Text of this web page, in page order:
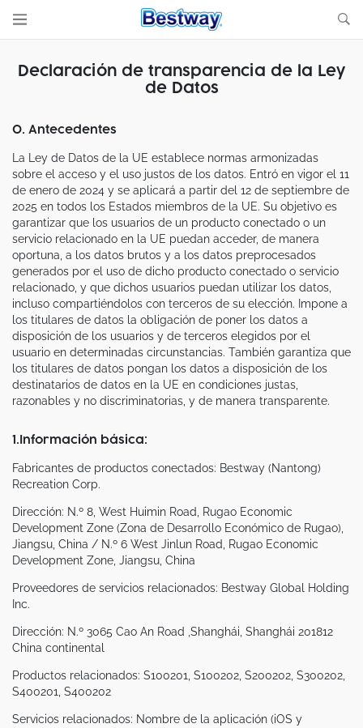
Declaración de transparencia de la Ley
de Datos
0. Antecedentes
La Ley de Datos de la UE establece normas armonizadas
sobre el acceso y el uso justos de los datos. Entró en vigor el 11
de enero de 2024 y se aplicará a partir del 12 de septiembre de
2025 en todos los Estados miembros de la UE. Su objetivo es
garantizar que los usuarios de un producto conectado o un
servicio relacionado en la UE puedan acceder, de manera
oportuna, a los datos brutos y a los datos preprocesados
generados por el uso de dicho producto conectado o servicio
relacionado, y que dichos usuarios puedan utilizar los datos,
incluso compartiéndolos con terceros de su elección. Impone a
los titulares de datos la obligación de poner los datos a
disposición de los usuarios y de terceros elegidos por el
usuario en determinadas circunstancias. También garantiza que
los titulares de datos pongan los datos a disposición de los
destinatarios de datos en la UE en condiciones justas,
razonables y no discriminatorias, y de manera transparente.
1.Información básica:
Fabricantes de productos conectados: Bestway (Nantong)
Recreation Corp.
Dirección: N.º 8, West Huimin Road, Rugao Economic
Development Zone (Zona de Desarrollo Económico de Rugao),
Jiangsu, China / N.º 6 West Jinlun Road, Rugao Economic
Development Zone, Jiangsu, China
Proveedores de servicios relacionados: Bestway Global Holding
Inc.
Dirección: N.º 3065 Cao An Road ,Shanghái, Shanghái 201812
China continental
Productos relacionados: S100201, S100202, S200202, S300202,
S400201, S400202
Servicios relacionados: Nombre de la aplicación (iOS y